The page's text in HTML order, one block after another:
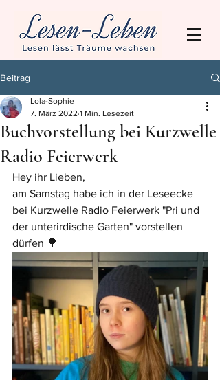
Beitrag
Buchvorstellung bei Kurzwelle
Radio Feierwerk
Lola-Sophie
7. März 2022 1 Min. Lesezeit
Hey ihr Lieben,
am Samstag habe ich in der Leseecke
bei Kurzwelle Radio Feierwerk "Pri und
der unterirdische Garten" vorstellen
dürfen 🌳